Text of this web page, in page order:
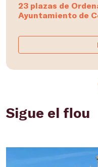
23 plazas de
Ayuntamiento de
Sigue el flou